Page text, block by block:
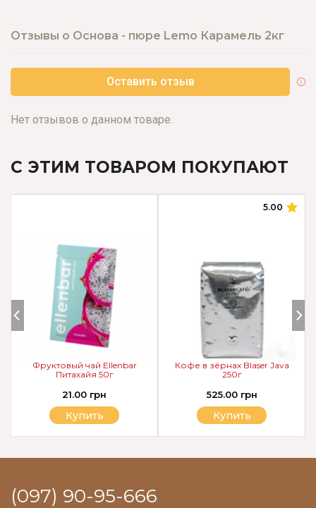
Отзывы о Основа - пюре Lemo Карамель 2кг
Оставить отзыв
Нет отзывов о данном товаре.
С ЭТИМ ТОВАРОМ ПОКУПАЮТ
5.00
Кофе в зёрнах Blaser Java
250г
525.00 грн
Купить
Фруктовый чай Ellenbar
Питахайя 50г
21.00 грн
Купить
(097) 90-95-666